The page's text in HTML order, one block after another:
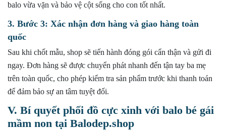
balo vừa vặn và bảo vệ cột sống cho con tốt nhất.
3. Bước 3: Xác nhận đơn hàng và giao hàng toàn
quốc
Sau khi chốt mẫu, shop sẽ tiến hành đóng gói cẩn thận và gửi đi
ngay. Đơn hàng sẽ được chuyển phát nhanh đến tận tay ba mẹ
trên toàn quốc, cho phép kiểm tra sản phẩm trước khi thanh toán
để đảm bảo sự an tâm tuyệt đối.
V. Bí quyết phối đồ cực xinh với balo bé gái
mầm non tại Balodep.shop